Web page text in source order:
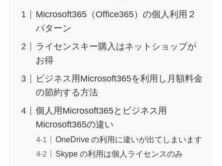
Microsoft365（Office365）の個人利用２
パターン
ライセンスキー購入はネットショップが
お得
ビジネス用Microsoft365を利用し月額料金
の節約する方法
個人用Microsoft365とビジネス用
Microsoft365の違い
OneDrive の利用に違いが出てしまいます
Skype の利用は個人ライセンスのみ